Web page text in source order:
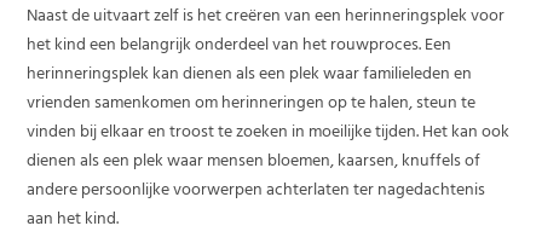
Naast de uitvaart zelf is het creëren van een herinneringsplek voor
het kind een belangrijk onderdeel van het rouwproces. Een
herinneringsplek kan dienen als een plek waar familieleden en
vrienden samenkomen om herinneringen op te halen, steun te
vinden bij elkaar en troost te zoeken in moeilijke tijden. Het kan ook
dienen als een plek waar mensen bloemen, kaarsen, knuffels of
andere persoonlijke voorwerpen achterlaten ter nagedachtenis
aan het kind.